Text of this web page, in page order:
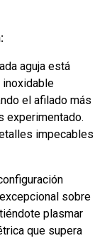
aguja está
inoxidable
el afilado más
experimentado.
impecables
sobre
plasmar
que supera